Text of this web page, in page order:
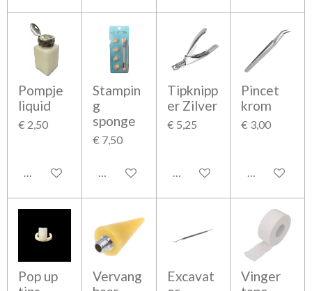
Pompje
liquid
€ 2,50
In winkelwagen
Stampin
g
sponge
€ 7,50
In winkelwagen
Tipknipp
er Zilver
€ 5,25
In winkelwagen
Pincet
krom
€ 3,00
In
Pop up
Vervang
Excavat
Vinger